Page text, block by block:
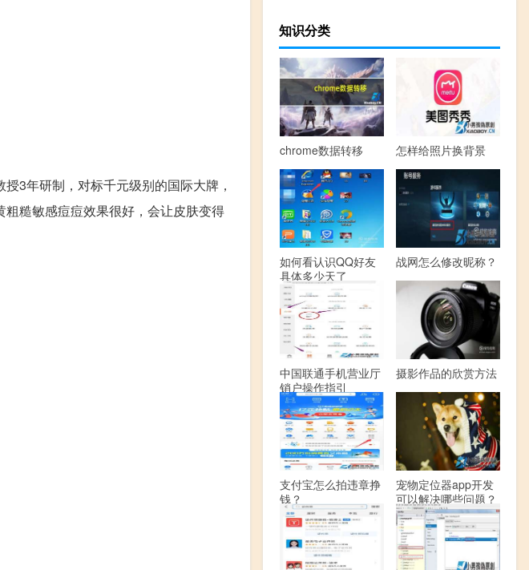
3年研制，对标千元级别的国际大牌，
糙敏感痘痘效果很好，会让皮肤变得
知识分类
chrome数据转移 怎样给照片换背景
如何看认识QQ好友
具体多少天了
战网怎么修改昵称？
中国联通手机营业厅
销户操作指引
摄影作品的欣赏方法
支付宝怎么拍违章挣
钱？
宠物定位器app开发
可以解决哪些问题？